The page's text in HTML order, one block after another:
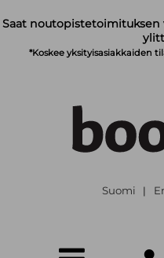
Saat noutopistetoimituksen
*Koskee yksityisasiakkaiden
Suomi |